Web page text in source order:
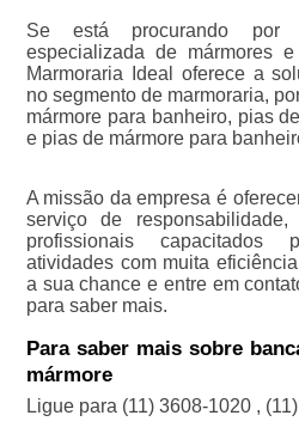
Se está procurando por
especializada de mármores
Marmoraria Ideal oferece a
no segmento de marmoraria,
mármore para banheiro, pias
e pias de mármore para
A missão da empresa é
serviço de
profissionais capacitados
atividades com muita
a sua chance e entre em
para saber mais.
Para saber mais sobre
mármore
Ligue para (11) 3608-1020,